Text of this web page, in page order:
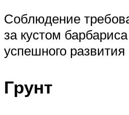
Соблюдение
за кустом
успешного развития
Грунт